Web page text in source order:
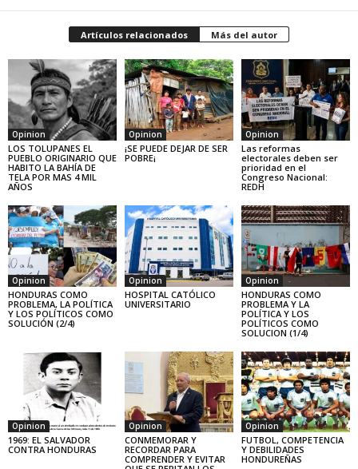
Artículos relacionados Más del autor
Opinion
LOS TOLUPANES EL
PUEBLO ORIGINARIO QUE
HABITO LA BAHÍA DE
TELA POR MAS 4 MIL
AÑOS
Opinion
¡SE PUEDE DEJAR DE SER
POBRE¡
Opinion
Las reformas
electorales deben ser
prioridad en el
Congreso Nacional:
REDH
Opinion
HONDURAS COMO
PROBLEMA, LA POLÍTICA
Y LOS POLÍTICOS COMO
SOLUCIÓN (2/4)
Opinion
HOSPITAL CATÓLICO
UNIVERSITARIO
Opinion
HONDURAS COMO
PROBLEMA Y LA
POLÍTICA Y LOS
POLÍTICOS COMO
SOLUCION (1/4)
Opinion
1969: EL SALVADOR
CONTRA HONDURAS
Opinion
CONMEMORAR Y
RECORDAR PARA
COMPRENDER Y EVITAR
Opinion
FUTBOL, COMPETENCIA
Y DEBILIDADES
HONDUREÑAS